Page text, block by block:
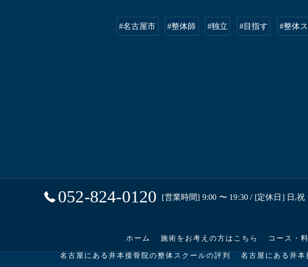
#名古屋市 #整体師 #独立 #目指す #整体
052-824-0120 [営業時間] 9:00 〜 19:30 / [定休日] 日,祝
ホーム 施術をお考えの方はこちら コース・
名古屋にある井本接骨院の整体スクールの評判 名古屋にある井